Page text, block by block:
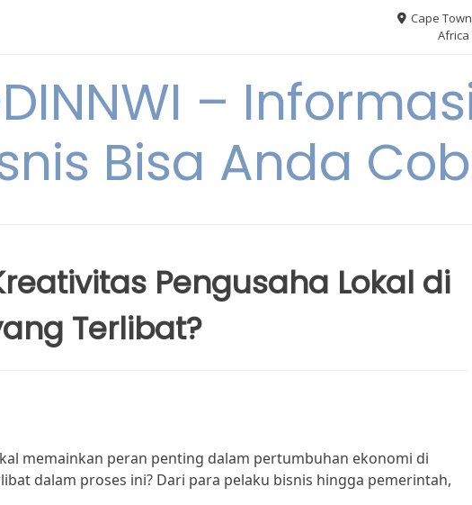
Cape
Africa
–
Bisa Anda
Pengusaha Lokal di
Terlibat?
memainkan peran penting dalam pertumbuhan ekonomi di
dalam proses ini? Dari para pelaku bisnis hingga pemerintah,